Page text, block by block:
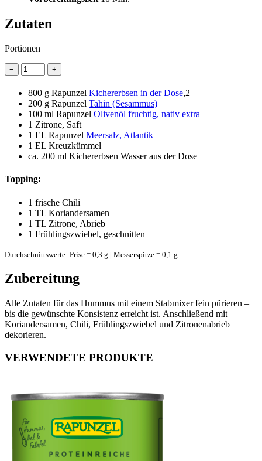
Zutaten
Portionen
− +
800 g Rapunzel Kichererbsen in der Dose,2
200 g Rapunzel Tahin (Sesammus)
100 ml Rapunzel Olivenöl fruchtig, nativ extra
1 Zitrone, Saft
1 EL Rapunzel Meersalz, Atlantik
1 EL Kreuzkümmel
ca. 200 ml Kichererbsen Wasser aus der Dose
Topping:
1 frische Chili
1 TL Koriandersamen
1 TL Zitrone, Abrieb
1 Frühlingszwiebel, geschnitten
Durchschnittswerte: Prise = 0,3 g | Messerspitze = 0,1 g
Zubereitung
Alle Zutaten für das Hummus mit einem Stabmixer fein pürieren –
bis die gewünschte Konsistenz erreicht ist. Anschließend mit
Koriandersamen, Chili, Frühlingszwiebel und Zitronenabrieb
dekorieren.
VERWENDETE PRODUKTE